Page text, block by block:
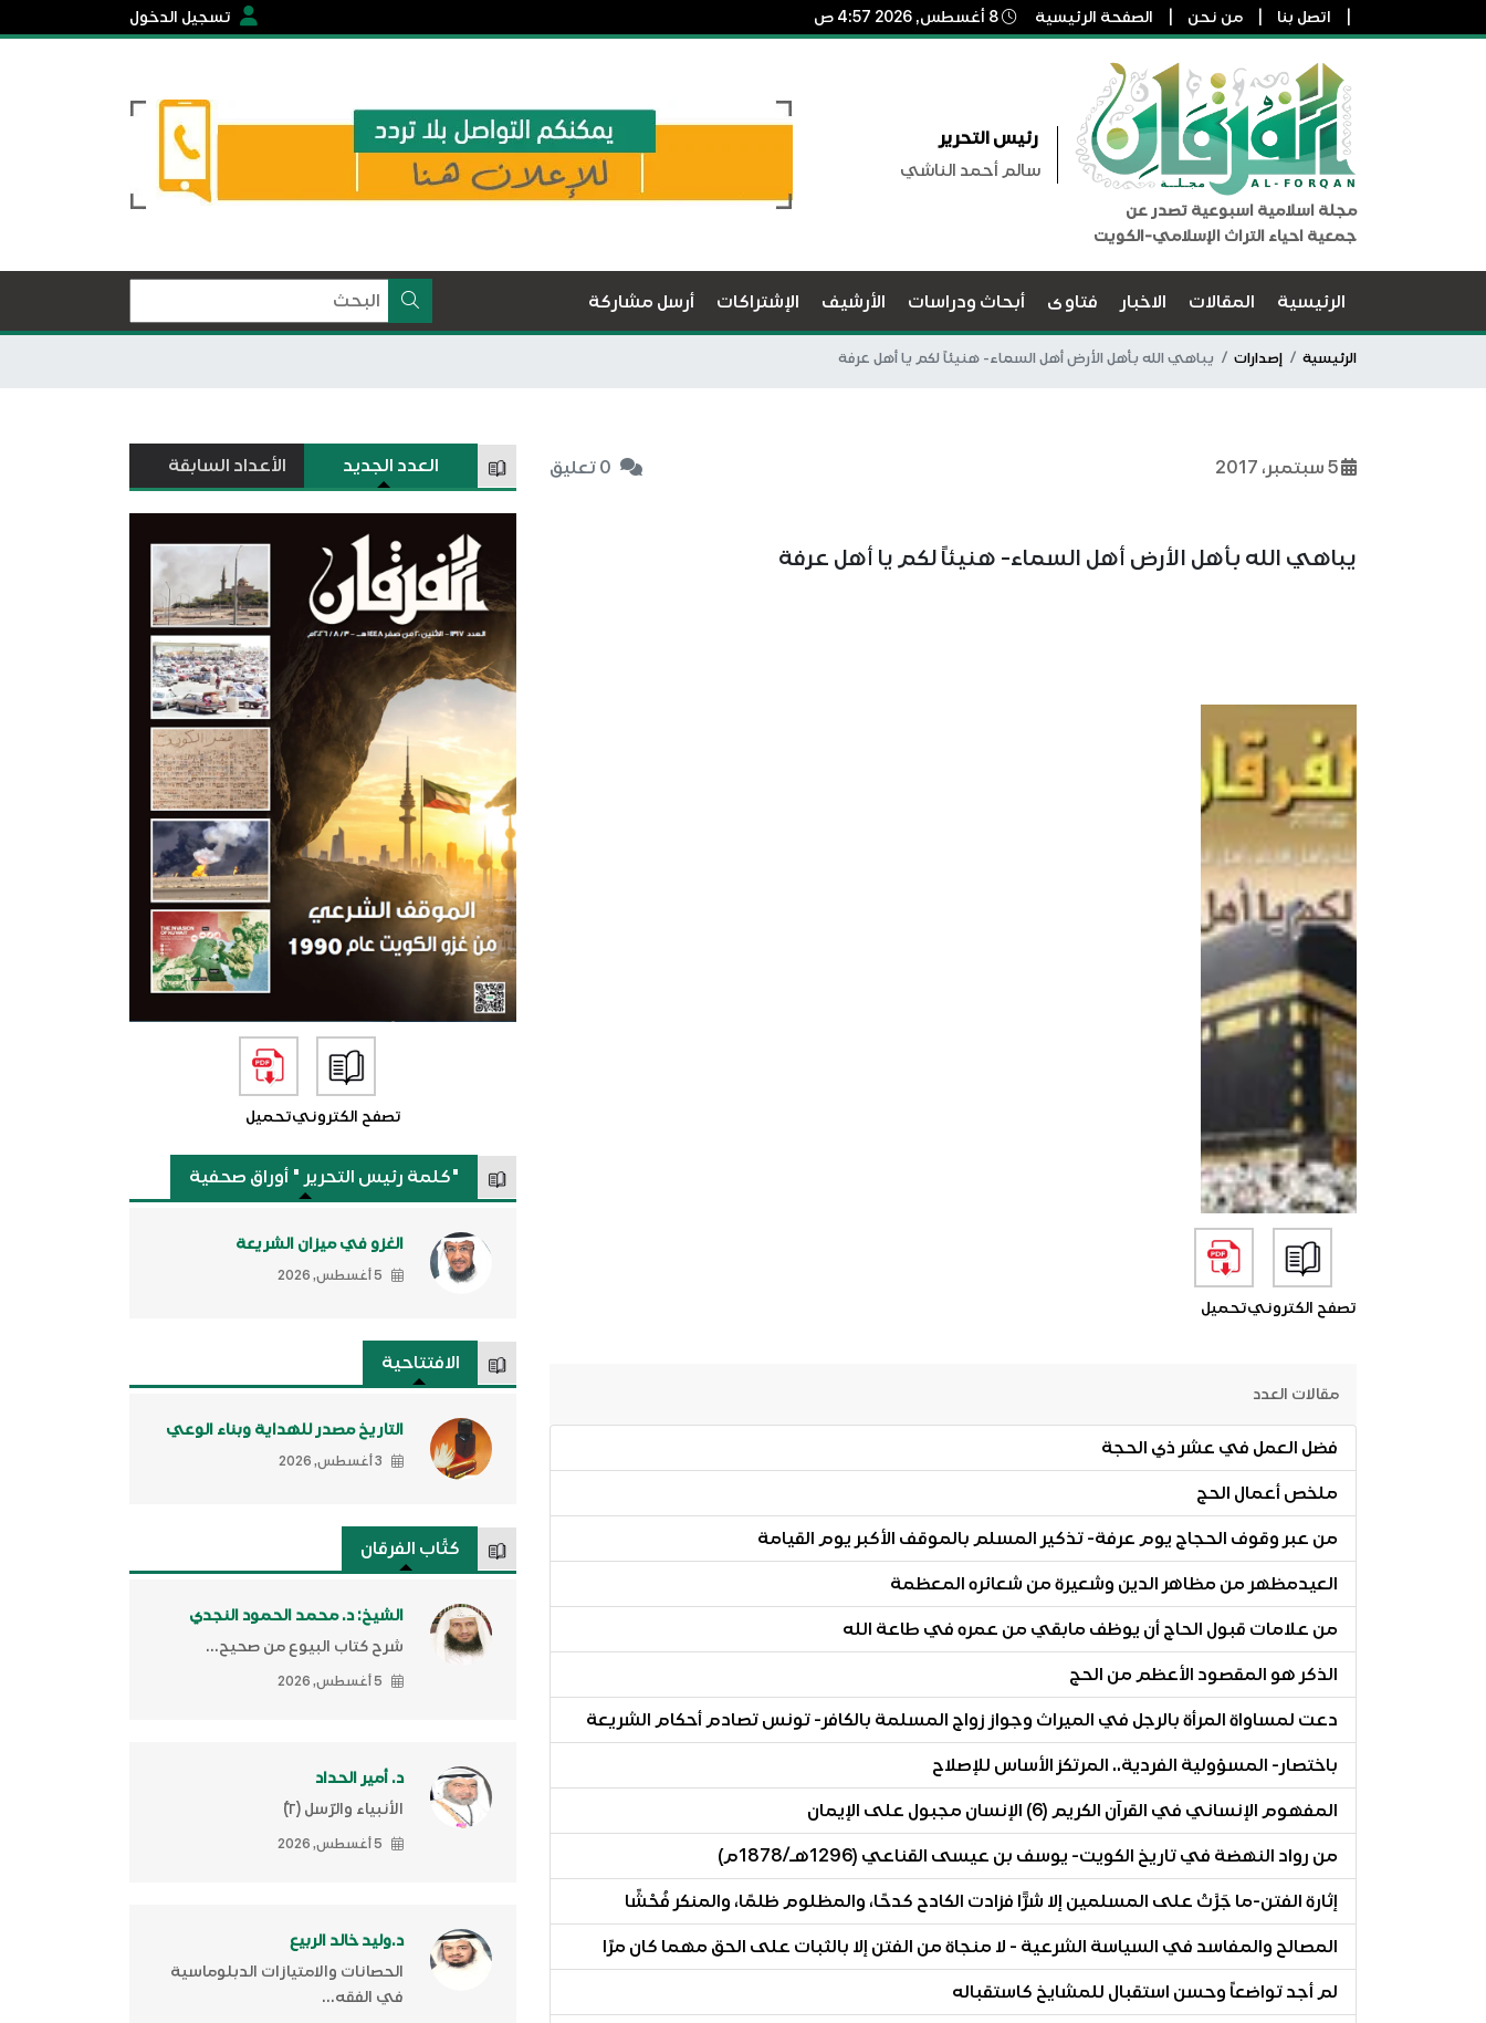
اتصل بنا من نحن الصفحة الرئيسية تسجيل الدخول
مجلة اسلامية اسبوعية تصدر عن
جمعية احياء التراث الإسلامي-الكويت
رئيس التحرير
سالم أحمد الناشي
الرئيسية المقالات الاخبار فتاوى أبحاث ودراسات الأرشيف الإشتراكات أرسل مشاركة
الرئيسية إصدارات يباهي الله بأهل الأرض أهل السماء- هنيئاً لكم يا أهل عرفة
0 تعليق
يباهي الله بأهل الأرض أهل السماء- هنيئاً لكم يا أهل عرفة
تصفح الكترونيتحميل
مقالات العدد
فضل العمل في عشر ذي الحجة
ملخص أعمال الحج
من عبر وقوف الحجاج يوم عرفة- تذكير المسلم بالموقف الأكبر يوم القيامة
العيدمظهر من مظاهر الدين وشعيرة من شعائره المعظمة
من علامات قبول الحاج أن يوظف مابقي من عمره في طاعة الله
الذكر هو المقصود الأعظم من الحج
دعت لمساواة المرأة بالرجل في الميراث وجواز زواج المسلمة بالكافر- تونس تصادم أحكام الشريعة
باختصار- المسؤولية الفردية.. المرتكز الأساس للإصلاح
المفهوم الإنساني في القرآن الكريم (6) الإنسان مجبول على الإيمان
من رواد النهضة في تاريخ الكويت- يوسف بن عيسى القناعي (1296هـ/1878م)
إثارة الفتن-ما جَرَّتْ على المسلمين إلا شرًّا فزادت الكادح كدحًا، والمظلوم ظلمًا، والمنكر فُحْشًا
المصالح والمفاسد في السياسة الشرعية - لا منجاة من الفتن إلا بالثبات على الحق مهما كان مرًا
لم أجد تواضعاً وحسن استقبال للمشايخ كاستقباله
العدد الجديد الأعداد السابقة
تصفح الكترونيتحميل
"كلمة رئيس التحرير " أوراق صحفية
الغزو في ميزان الشريعة
5 أغسطس, 2026
الافتتاحية
التاريخ مصدر للهداية وبناء الوعي
3 أغسطس, 2026
كتَّاب الفرقان
الشيخ: د. محمد الحمود النجدي
شرح كتاب البيوع من صحيح...
5 أغسطس, 2026
د. أمير الحداد
الأنبياء والرّسل (٢)ّ
5 أغسطس, 2026
د.وليد خالد الربيع
الحصانات والامتيازات الدبلوماسية
في الفقه...